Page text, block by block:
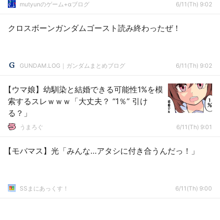
mutyunのゲーム+αブログ 6/11(Th) 9:02
クロスボーンガンダムゴースト読み終わったぜ！
GUNDAM.LOG｜ガンダムまとめブログ 6/11(Th) 9:02
【ウマ娘】幼馴染と結婚できる可能性1%を模
索するスレｗｗｗ「大丈夫？ “1％” 引け
る？」
うまろぐ 6/11(Th) 9:01
【モバマス】光「みんな…アタシに付き合うんだっ！」
SSまにあっくす！ 6/11(Th) 9:00